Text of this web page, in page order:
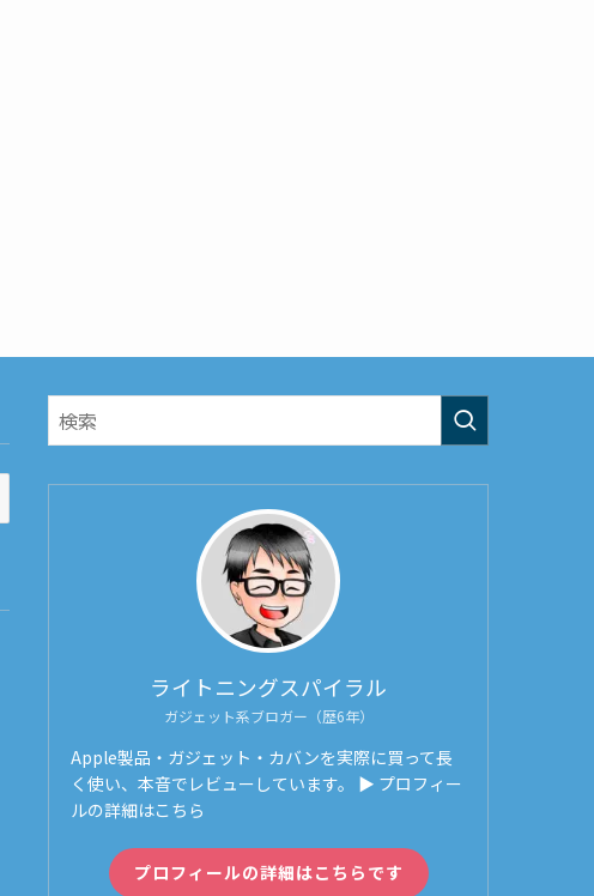
ライトニングスパイラル
ガジェット系ブロガー（歴6年）
Apple製品・ガジェット・カバンを実際に買って長
く使い、本音でレビューしています。 ▶ プロフィー
ルの詳細はこちら
プロフィールの詳細はこちらです